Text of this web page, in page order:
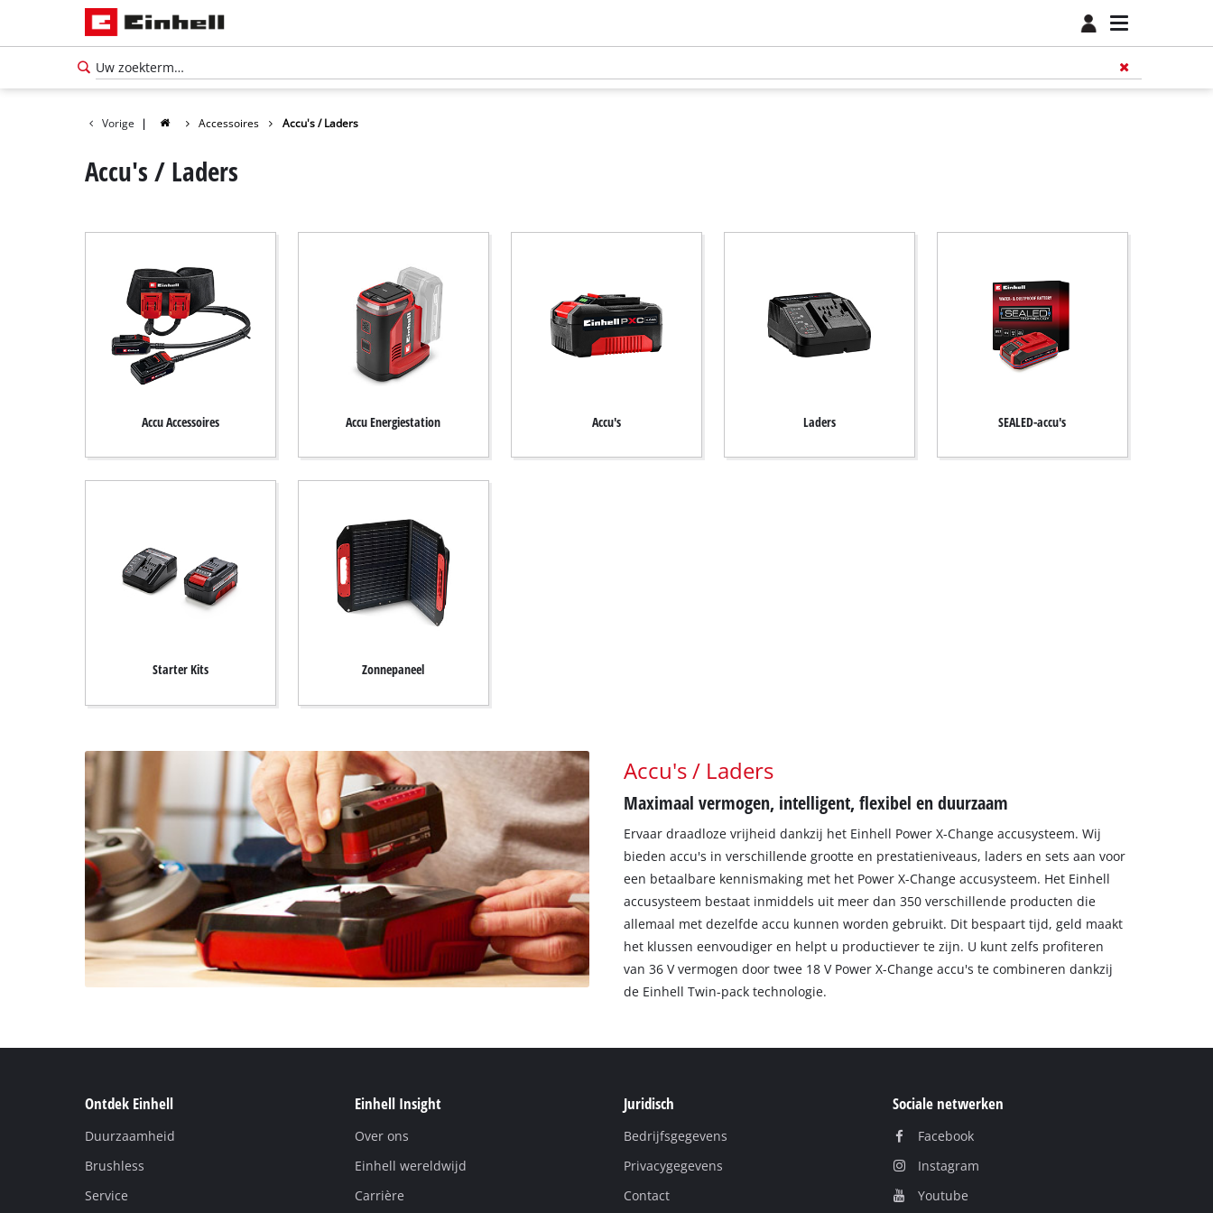
Vorige | Accessoires Accu's / Laders
Accu's / Laders
Accu Accessoires Accu Energiestation Accu's Laders SEALED-accu's
Starter Kits Zonnepaneel
Accu's / Laders
Maximaal vermogen, intelligent, flexibel en duurzaam
Ervaar draadloze vrijheid dankzij het Einhell Power X-Change accusysteem. Wij
bieden accu's in verschillende grootte en prestatieniveaus, laders en sets aan voor
een betaalbare kennismaking met het Power X-Change accusysteem. Het Einhell
accusysteem bestaat inmiddels uit meer dan 350 verschillende producten die
allemaal met dezelfde accu kunnen worden gebruikt. Dit bespaart tijd, geld maakt
het klussen eenvoudiger en helpt u productiever te zijn. U kunt zelfs profiteren
van 36 V vermogen door twee 18 V Power X-Change accu's te combineren dankzij
de Einhell Twin-pack technologie.
Ontdek Einhell
Duurzaamheid
Brushless
Service
Einhell Insight
Over ons
Einhell wereldwijd
Carrière
Juridisch
Bedrijfsgegevens
Privacygegevens
Contact
Sociale netwerken
Facebook
Instagram
Youtube